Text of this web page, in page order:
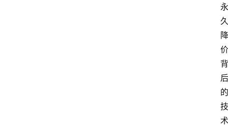
永
久
降
价
背
后
的
技
术